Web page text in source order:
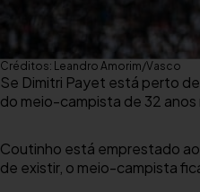
Créditos: Leandro Amorim/Vasco
Se Dimitri Payet está perto
do meio-campista de 32
Coutinho está emprestado
de existir, o meio-campista